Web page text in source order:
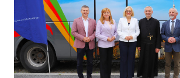
UNIWERSYTETEM
TRZECIEGO
WIEKU